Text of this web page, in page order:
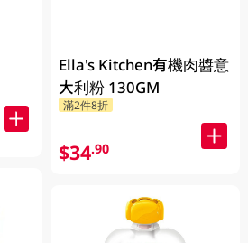
Ella's Kitchen有機肉醬意
大利粉 130GM
滿2件8折
$34.90